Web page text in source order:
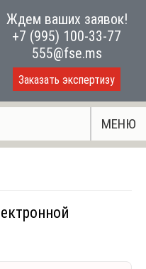
Ждем ваших заявок!
+7 (995) 100-33-77
555@fse.ms
Заказать экспертизу
МЕНЮ